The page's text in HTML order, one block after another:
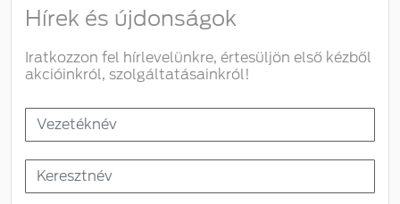
Hírek és újdonságok
Iratkozzon fel hírlevelünkre, értesüljön első kézből
akcióinkról, szolgáltatásainkról!